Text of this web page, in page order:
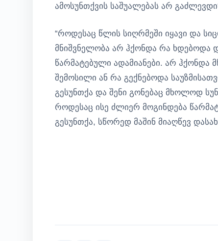
ამოსუნთქვის საშუალებას არ
“როდესაც წლის სიღრმეში იყავი და
მნიშვნელობა არ ჰქონდა რა ხდებოდა
წარმატებული ადამიანები. არ
შემოსილი ან რა გექნებოდა
გესუნთქა და შენი გონებაც მხოლოდ
როდესაც ისე ძლიერ მოგინდება
გესუნთქა, სწორედ მაშინ მიაღწევ